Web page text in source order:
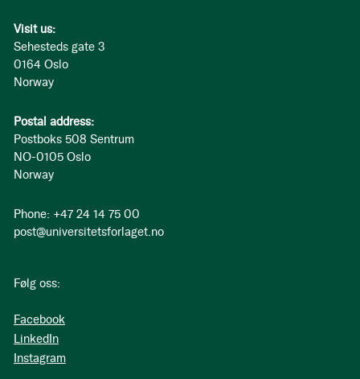
Visit us:
Sehesteds gate 3
0164 Oslo
Norway
Postal address:
Postboks 508 Sentrum
NO-0105 Oslo
Norway
Phone: +47 24 14 75 00
post@universitetsforlaget.no
Følg oss:
Facebook
LinkedIn
Instagram